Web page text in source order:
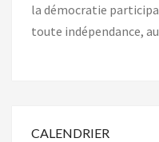
la démocratie
toute indépendance,
CALENDRIER